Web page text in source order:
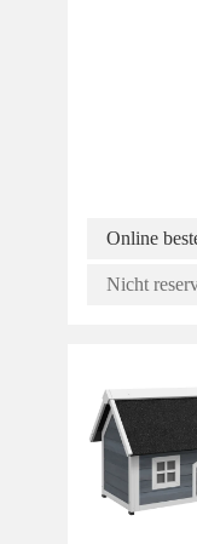
Online
Nicht